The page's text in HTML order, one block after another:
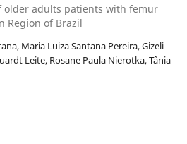
older adults patients with femur
Region of Brazil
Maria Luiza Santana Pereira, Gizeli
Leite, Rosane Paula Nierotka, Tânia